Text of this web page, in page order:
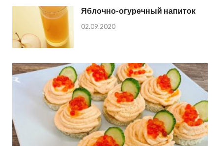
Яблочно-огуречный напиток
02.09.2020